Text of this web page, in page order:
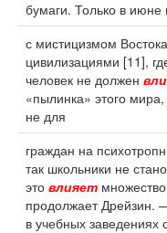
бумаги. Только в
с мистицизмом
цивилизациями [11],
человек не должен
«пылинка» этого
не для
граждан на
так школьники не
это влияет
продолжает Дрейзин.
в учебных заведениях